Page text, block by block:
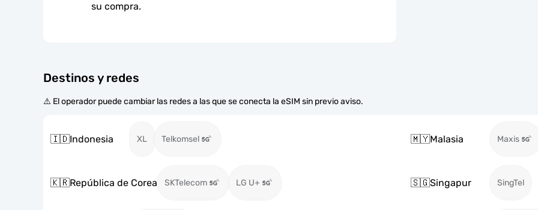
su compra.
Destinos y redes
⚠️ El operador puede cambiar las redes a las que se conecta la eSIM sin previo aviso.
🇮🇩Indonesia XL Telkomsel 🇲🇾Malasia Maxis
🇰🇷República de Corea SKTelecom LG U+ 🇸🇬Singapur SingTel